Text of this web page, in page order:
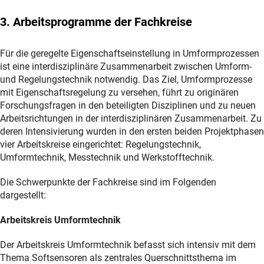
3. Arbeitsprogramme der Fachkreise
Für die geregelte Eigenschaftseinstellung in Umformprozessen
ist eine interdisziplinäre Zusammenarbeit zwischen Umform-
und Regelungstechnik notwendig. Das Ziel, Umformprozesse
mit Eigenschaftsregelung zu versehen, führt zu originären
Forschungsfragen in den beteiligten Disziplinen und zu neuen
Arbeitsrichtungen in der interdisziplinären Zusammenarbeit. Zu
deren Intensivierung wurden in den ersten beiden Projektphasen
vier Arbeitskreise eingerichtet: Regelungstechnik,
Umformtechnik, Messtechnik und Werkstofftechnik.
Die Schwerpunkte der Fachkreise sind im Folgenden
dargestellt:
Arbeitskreis Umformtechnik
Der Arbeitskreis Umformtechnik befasst sich intensiv mit dem
Thema Softsensoren als zentrales Querschnittsthema im